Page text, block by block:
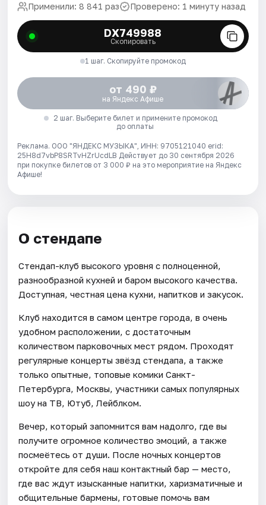
Применили: 8 841 раз Проверено: 1 минуту назад
DX749988
Скопировать
1 шаг. Скопируйте промокод
от 490 ₽
на Яндекс Афише
2 шаг. Выберите билет и примените промокод
до оплаты
Реклама. ООО "ЯНДЕКС МУЗЫКА", ИНН: 9705121040 erid:
25H8d7vbP8SRTvHZrUcdLB Действует до 30 сентября 2026
при покупке билетов от 3 000 ₽ на это мероприятие на Яндекс
Афише!
О стендапе
Стендап-клуб высокого уровня с полноценной,
разнообразной кухней и баром высокого качества.
Доступная, честная цена кухни, напитков и закусок.
Клуб находится в самом центре города, в очень
удобном расположении, с достаточным
количеством парковочных мест рядом. Проходят
регулярные концерты звёзд стендапа, а также
только опытные, топовые комики Санкт-
Петербурга, Москвы, участники самых популярных
шоу на ТВ, Ютуб, Лейблком.
Вечер, который запомнится вам надолго, где вы
получите огромное количество эмоций, а также
посмеётесь от души. После ночных концертов
откройте для себя наш контактный бар — место,
где вас ждут изысканные напитки, харизматичные и
общительные бармены, готовые помочь вам